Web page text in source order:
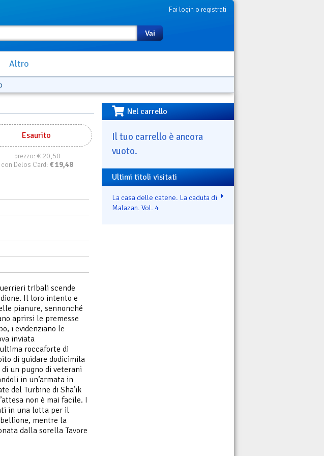
Fai login o registrati
Vai
Altro
Esaurito
prezzo:€ 20,50
con Delos Card: €19,48
tribali scende
Il loro intento e
pianure, sennonché
aprirsi le premesse
i evidenziano le
inviata
roccaforte di
di guidare dodicimila
un pugno di veterani
in un’armata in
del Turbine di Sha’ik
non è mai facile. I
in una lotta per il
mentre la
dalla sorella Tavore
Nel carrello
Il tuo carrello è ancora
vuoto.
Ultimi titoli visitati
La casa delle catene. La caduta di
Malazan. Vol. 4